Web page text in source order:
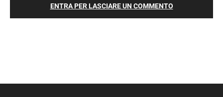
ENTRA PER LASCIARE UN COMMENTO